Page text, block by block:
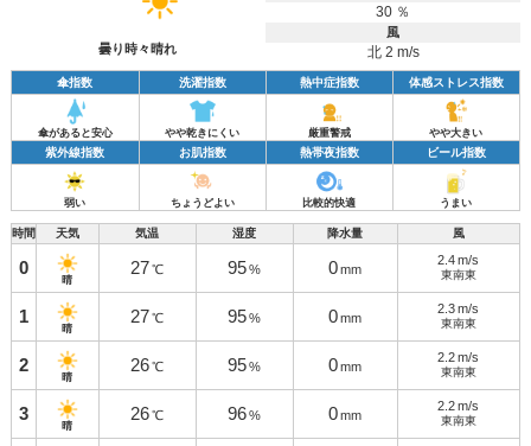
曇り時々晴れ
30 ％
風
北 2 m/s
傘指数 洗濯指数 熱中症指数 体感ストレス指数
傘があると安心 やや乾きにくい 厳重警戒 やや大きい
紫外線指数 お肌指数 熱帯夜指数 ビール指数
弱い ちょうどよい 比較的快適 うまい
時間 天気 気温 湿度 降水量 風
0
晴
27 ℃ 95 % 0 mm
2.4 m/s
東南東
1
晴
27 ℃ 95 % 0 mm
2.3 m/s
東南東
2
晴
26 ℃ 95 % 0 mm
2.2 m/s
東南東
3
晴
26 ℃ 96 % 0 mm
2.2 m/s
東南東